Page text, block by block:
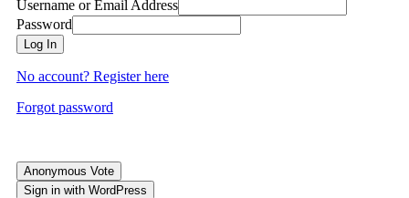
Username or Email Address
Password
Log In
No account? Register here
Forgot password
Anonymous Vote
Sign in with WordPress